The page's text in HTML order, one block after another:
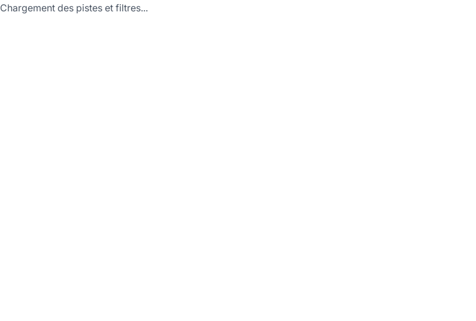
Chargement des pistes et filtres...